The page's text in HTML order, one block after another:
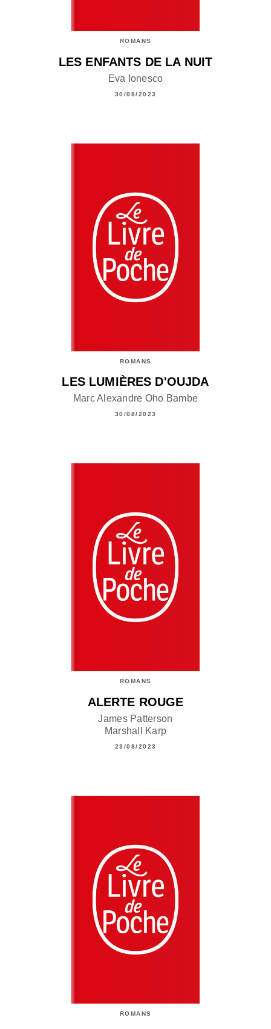
ROMANS
LES ENFANTS DE LA NUIT
Eva Ionesco
30/08/2023
ROMANS
LES LUMIÈRES D'OUJDA
Marc Alexandre Oho Bambe
30/08/2023
ROMANS
ALERTE ROUGE
James Patterson
Marshall Karp
23/08/2023
ROMANS